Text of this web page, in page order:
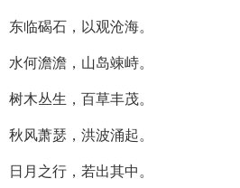
东临碣石，以观沧海。
水何澹澹，山岛竦峙。
树木丛生，百草丰茂。
秋风萧瑟，洪波涌起。
日月之行，若出其中。